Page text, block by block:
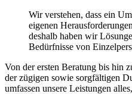
Wir verstehen, dass ein
eigenen
deshalb haben wir
Bedürfnisse von
Von der ersten Beratung bis hin
der zügigen sowie sorgfältigen
umfassen unsere Leistungen